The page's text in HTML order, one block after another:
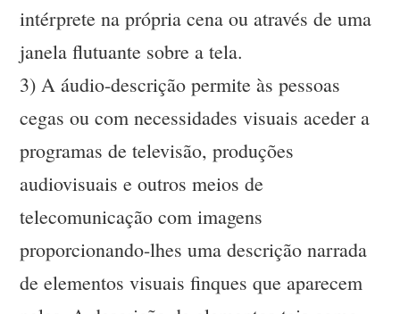
intérprete na própria cena ou através de uma
janela flutuante sobre a tela.
3) A áudio-descrição permite às pessoas
cegas ou com necessidades visuais aceder a
programas de televisão, produções
audiovisuais e outros meios de
telecomunicação com imagens
proporcionando-lhes uma descrição narrada
de elementos visuais finques que aparecem